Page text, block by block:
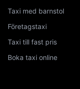
Taxi med barnstol
Företagstaxi
Taxi till fast pris
Boka taxi online